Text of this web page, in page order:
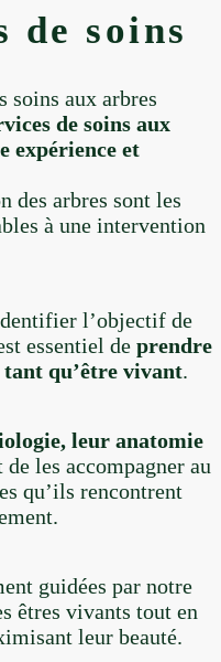
de soins
soins aux arbres
de soins aux
expérience et
des arbres sont les
à une intervention
l’objectif de
essentiel de prendre
qu’être vivant.
leur anatomie
de les accompagner au
qu’ils rencontrent
guidées par notre
êtres vivants tout en
leur beauté.